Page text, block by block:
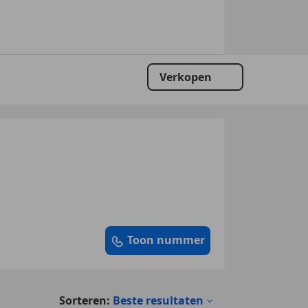
Verkopen
Toon nummer
Sorteren: Beste resultaten